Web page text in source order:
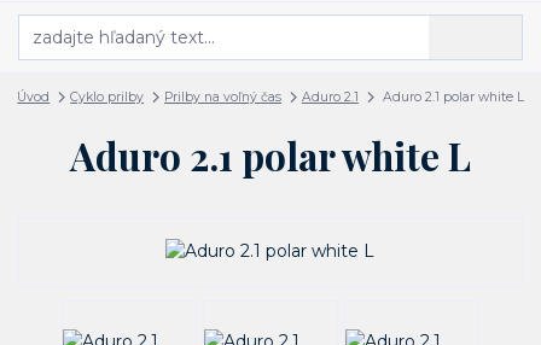
Úvod Cyklo prilby Prilby na voľný čas Aduro 2.1 Aduro 2.1 polar white L
Aduro 2.1 polar white L